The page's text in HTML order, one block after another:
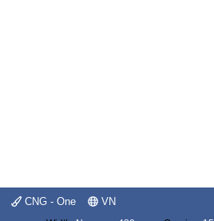
CNG - One VN